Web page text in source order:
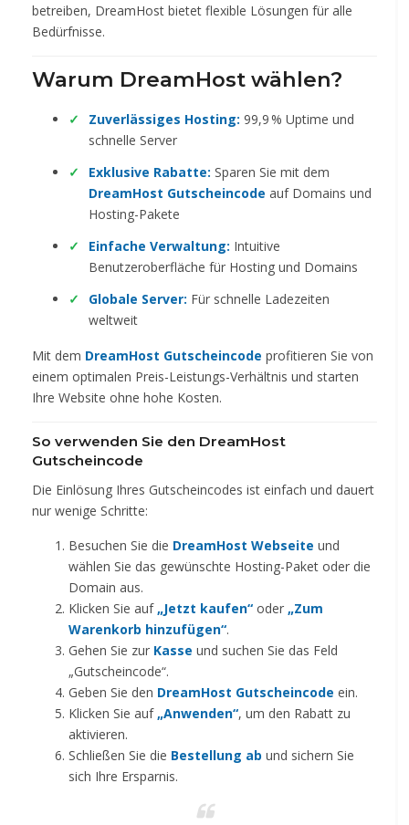
betreiben, DreamHost bietet flexible Lösungen für alle
Bedürfnisse.
Warum DreamHost wählen?
Zuverlässiges Hosting: 99,9 % Uptime und
schnelle Server
Exklusive Rabatte: Sparen Sie mit dem
DreamHost Gutscheincode auf Domains und
Hosting-Pakete
Einfache Verwaltung: Intuitive
Benutzeroberfläche für Hosting und Domains
Globale Server: Für schnelle Ladezeiten
weltweit
Mit dem DreamHost Gutscheincode profitieren Sie von
einem optimalen Preis-Leistungs-Verhältnis und starten
Ihre Website ohne hohe Kosten.
So verwenden Sie den DreamHost
Gutscheincode
Die Einlösung Ihres Gutscheincodes ist einfach und dauert
nur wenige Schritte:
Besuchen Sie die DreamHost Webseite und
wählen Sie das gewünschte Hosting-Paket oder die
Domain aus.
Klicken Sie auf „Jetzt kaufen“ oder „Zum
Warenkorb hinzufügen“.
Gehen Sie zur Kasse und suchen Sie das Feld
„Gutscheincode“.
Geben Sie den DreamHost Gutscheincode ein.
Klicken Sie auf „Anwenden“, um den Rabatt zu
aktivieren.
Schließen Sie die Bestellung ab und sichern Sie
sich Ihre Ersparnis.